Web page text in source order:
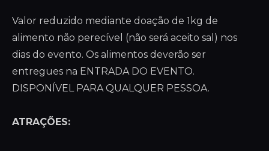
Valor reduzido mediante doação de 1kg de
alimento não perecível (não será aceito sal) nos
dias do evento. Os alimentos deverão ser
entregues na ENTRADA DO EVENTO.
DISPONÍVEL PARA QUALQUER PESSOA.
ATRAÇÕES: